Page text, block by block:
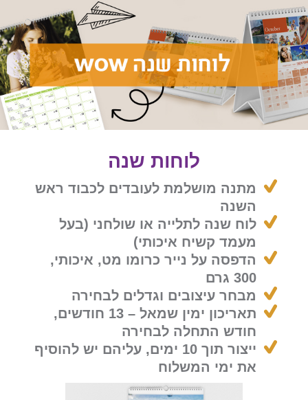
הצעות
מחיר
לוחות
שנה
wow
לוחות שנה
מתנה מושלמת לעובדים לכבוד ראש
השנה
לוח שנה לתלייה או שולחני (בעל
מעמד קשיח איכותי)
הדפסה על נייר כרומו מט, איכותי,
300 גרם
מבחר עיצובים וגדלים לבחירה
תאריכון ימין שמאל – 13 חודשים,
חודש התחלה לבחירה
ייצור תוך 10 ימים, עליהם יש להוסיף
את ימי המשלוח